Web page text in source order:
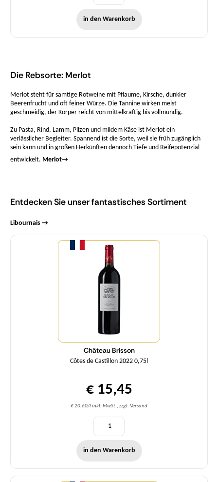
in den Warenkorb
Die Rebsorte: Merlot
Merlot steht für samtige Rotweine mit Pflaume, Kirsche, dunkler
Beerenfrucht und oft feiner Würze. Die Tannine wirken meist
geschmeidig, der Körper reicht von mittelkräftig bis vollmundig.
Zu Pasta, Rind, Lamm, Pilzen und mildem Käse ist Merlot ein
verlässlicher Begleiter. Spannend ist die Sorte, weil sie früh zugänglich
sein kann und in großen Herkünften dennoch Tiefe und Reifepotenzial
entwickelt. Merlot→
Entdecken Sie unser fantastisches Sortiment
Libournais →
Château Brisson
Côtes de Castillon 2022 0,75l
€ 15,45
€ 20,60/l inkl. MwSt., zzgl. Versand
Menge
in den Warenkorb
Menge